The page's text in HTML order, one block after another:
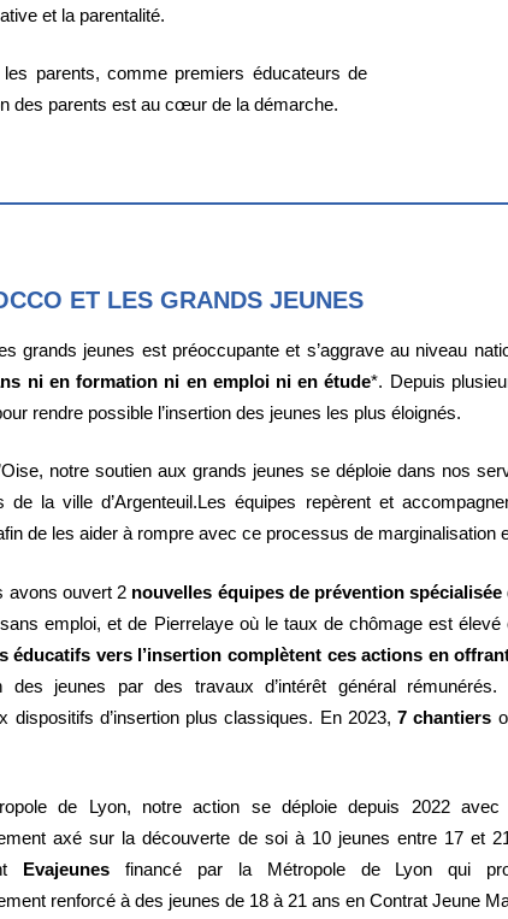
et la parentalité.
parents, comme premiers éducateurs de
des parents est au cœur de la démarche.
ET LES GRANDS JEUNES
grands jeunes est préoccupante et s’aggrave au niveau
ni en formation ni en emploi ni en étude*. Depuis
rendre possible l’insertion des jeunes les plus éloignés.
notre soutien aux grands jeunes se déploie dans nos
de la ville d’Argenteuil.Les équipes repèrent et
de les aider à rompre avec ce processus de marginalisation
avons ouvert 2 nouvelles équipes de prévention spécialisée
emploi, et de Pierrelaye où le taux de chômage est
éducatifs vers l’insertion complètent ces actions en
des jeunes par des travaux d’intérêt général
dispositifs d’insertion plus classiques. En 2023,7 chantiers
de Lyon, notre action se déploie depuis 2022 avec
axé sur la découverte de soi à 10 jeunes entre 17 et
Evajeunes financé par la Métropole de Lyon qui
renforcé à des jeunes de 18 à 21 ans en Contrat Jeune